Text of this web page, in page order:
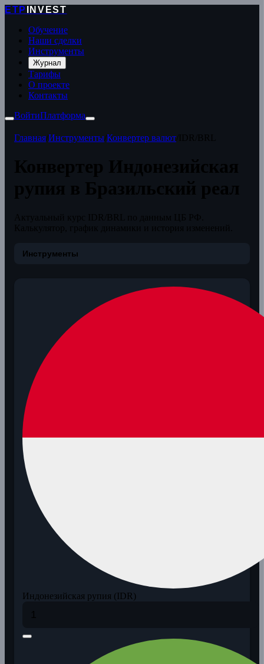
ETP
INVEST
Обучение
Наши сделки
Инструменты
Журнал
Тарифы
О проекте
Контакты
ВойтиПлатформа
Главная Инструменты Конвертер валют
Инструменты
Индонезийская рупия (IDR)